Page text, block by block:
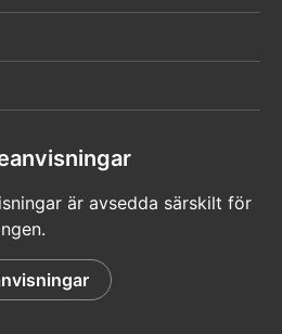
är avsedda särskilt för